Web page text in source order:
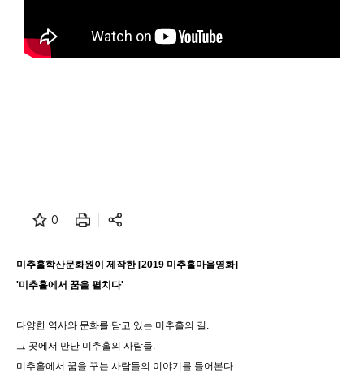
0
미추홀학산문화원이 제작한 [2019 미추홀마을영화]
'미추홀에서 꿈을 펼치다'
다양한 역사와 문화를 담고 있는 미추홀의 길.
그 곳에서 만난 미추홀의 사람들.
미추홀에서 꿈을 꾸는 사람들의 이야기를 들어본다.